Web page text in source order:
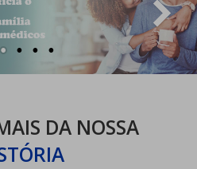
DA NOSSA